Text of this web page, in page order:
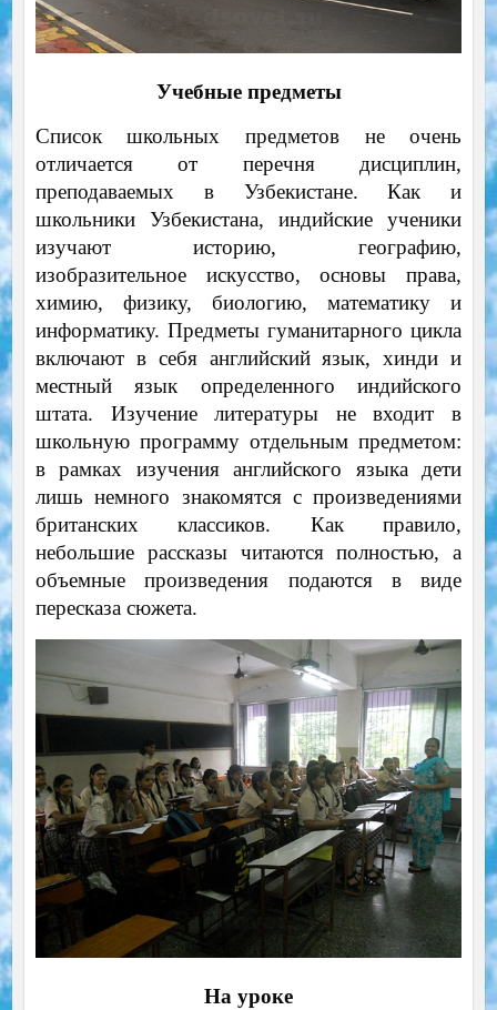
Учебные предметы
Список школьных предметов не очень
отличается от перечня дисциплин,
преподаваемых в Узбекистане. Как и
школьники Узбекистана, индийские ученики
изучают историю, географию,
изобразительное искусство, основы права,
химию, физику, биологию, математику и
информатику. Предметы гуманитарного цикла
включают в себя английский язык, хинди и
местный язык определенного индийского
штата. Изучение литературы не входит в
школьную программу отдельным предметом:
в рамках изучения английского языка дети
лишь немного знакомятся с произведениями
британских классиков. Как правило,
небольшие рассказы читаются полностью, а
объемные произведения подаются в виде
пересказа сюжета.
На уроке